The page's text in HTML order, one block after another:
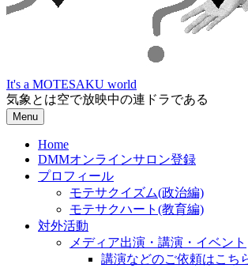
It's a MOTESAKU world
気象とは空で放映中の連ドラである
Menu
Home
DMMオンラインサロン登録
プロフィール
モテサクイズム(政治編)
モテサクハート(教育編)
対外活動
メディア出演・講演・イベント
講演などのご依頼はこち